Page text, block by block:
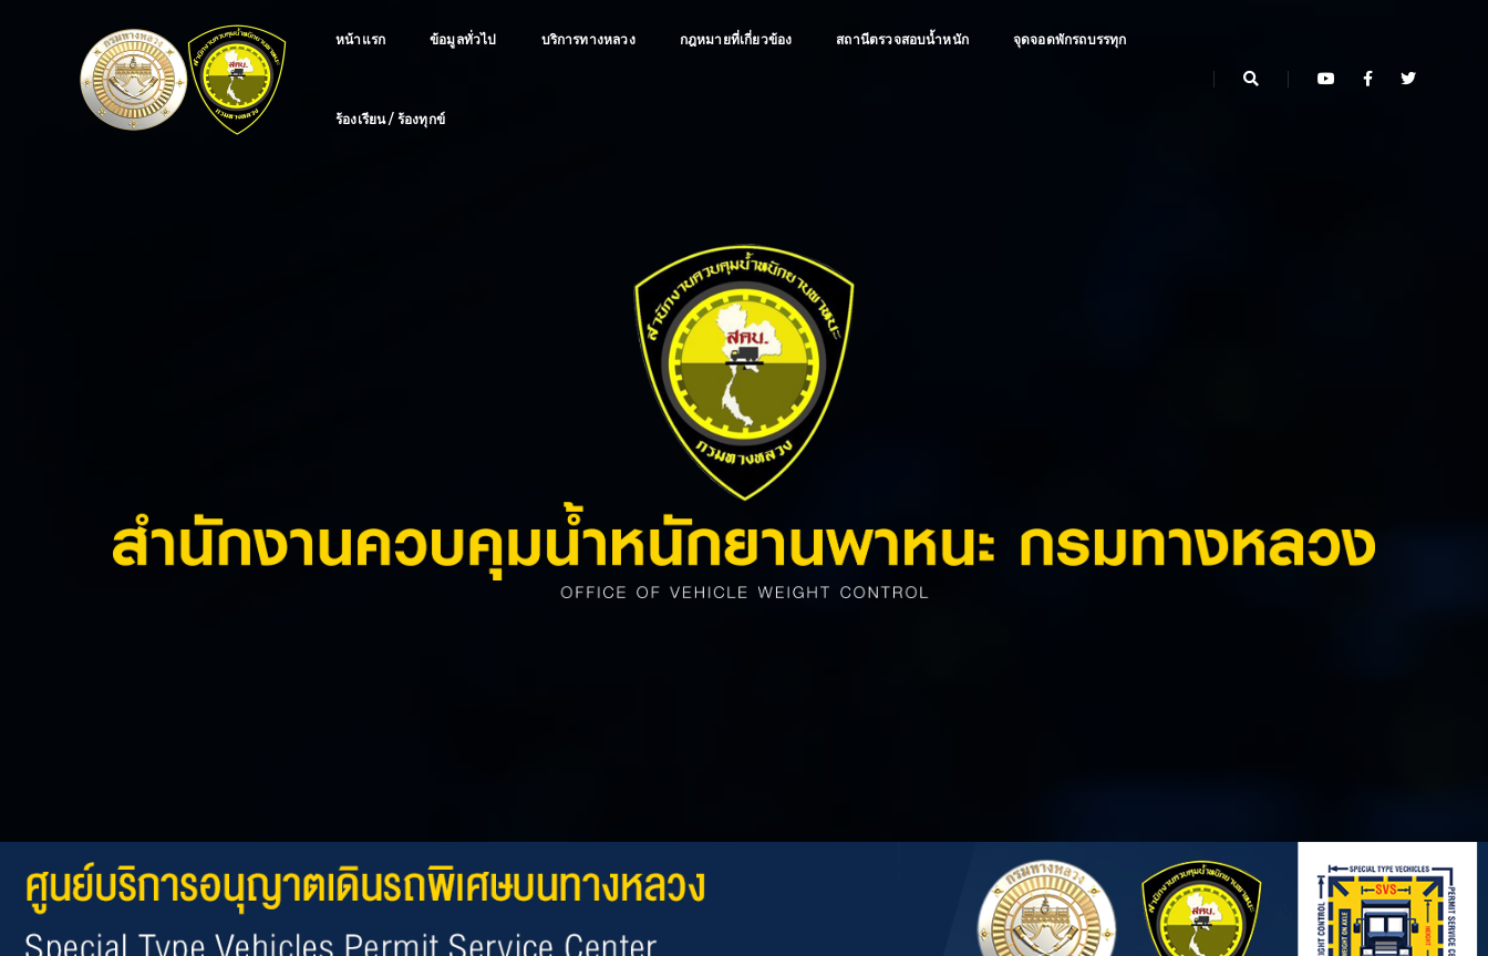
หน้าแรก ข้อมูลทั่วไป บริการทางหลวง กฎหมายที่เกี่ยวข้อง สถานีตรวจสอบน้ำหนัก จุดจอดพักรถบรรทุก
ร้องเรียน / ร้องทุกข์